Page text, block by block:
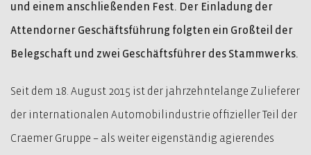
und einem anschließenden Fest. Der Einladung der
Attendorner Geschäftsführung folgten ein Großteil der
Belegschaft und zwei Geschäftsführer des Stammwerks.
Seit dem 18. August 2015 ist der jahrzehntelange Zulieferer
der internationalen Automobilindustrie offizieller Teil der
Craemer Gruppe – als weiter eigenständig agierendes